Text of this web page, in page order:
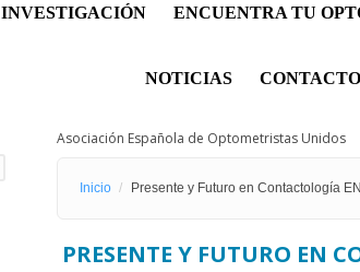
INVESTIGACIÓN ENCUENTRA TU
NOTICIAS CONTACTO
Asociación Española de Optometristas Unidos
Inicio Presente y Futuro en Contactología
PRESENTE Y FUTURO EN